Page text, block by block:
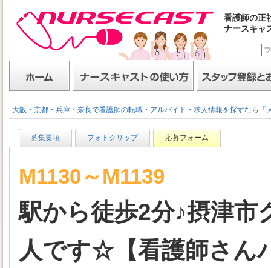
看護師の正
ナースキャ
大阪・京都・兵庫・奈良で看護師の転職・アルバイト・求人情報を探すなら「
募集要項 フォトクリップ 応募フォーム
M1130～M1139
駅から徒歩2分♪摂津市
人です☆【看護師さん